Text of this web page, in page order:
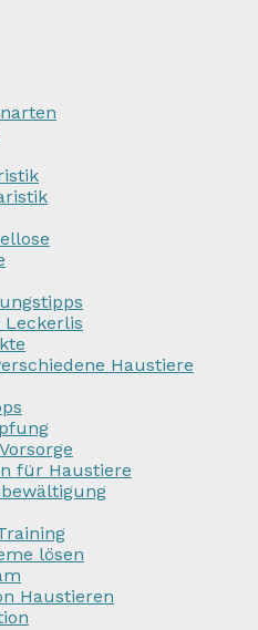
Haustiere
für Haustiere
lösen
Haustieren